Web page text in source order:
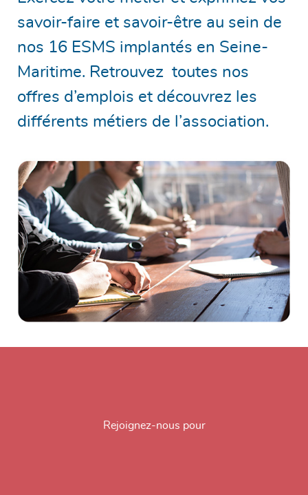
savoir-faire et savoir-être au sein de
nos 16 ESMS implantés en Seine-
Maritime. Retrouvez toutes nos
offres d’emplois et découvrez les
différents métiers de l’association.
Rejoignez-nous pour